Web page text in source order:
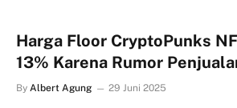
Harga Floor CryptoPunks
13% Karena Rumor
By Albert Agung 29 Juni 2025